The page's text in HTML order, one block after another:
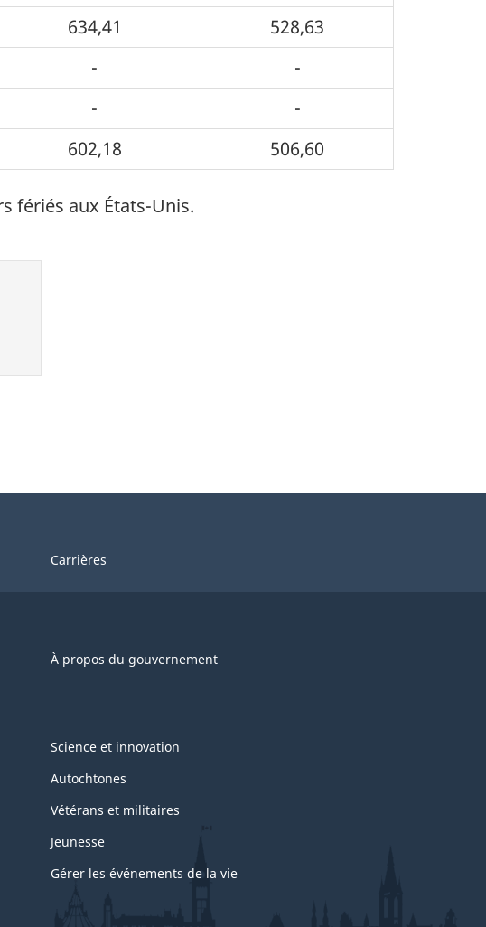
634,41
528,63
-
-
-
-
602,18 506,60
fériés aux États-Unis.
Carrières
À propos du gouvernement
Science et innovation
Autochtones
Vétérans et militaires
Jeunesse
Gérer les événements de la vie